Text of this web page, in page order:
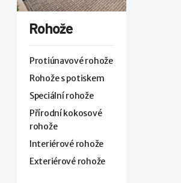
Rohože
Protiúnavové rohože
Rohože s potiskem
Speciální rohože
Přírodní kokosové
rohože
Interiérové rohože
Exteriérové rohože